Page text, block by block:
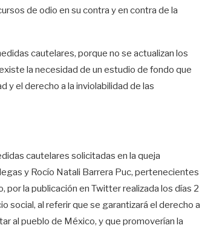
de odio en su contra y en contra de la
cautelares, porque no se actualizan los
la necesidad de un estudio de fondo que
y el derecho a la inviolabilidad de las
cautelares solicitadas en la queja
y Rocío Natali Barrera Puc, pertenecientes
la publicación en Twitter realizada los días 2
social, al referir que se garantizará el derecho a
al pueblo de México, y que promoverían la